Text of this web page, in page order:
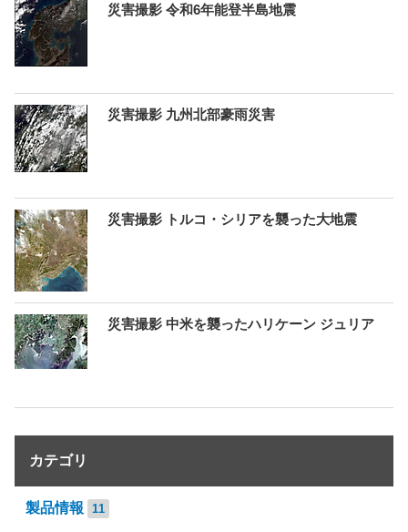
災害撮影 令和6年能登半島地震
災害撮影 九州北部豪雨災害
災害撮影 トルコ・シリアを襲った大地震
災害撮影 中米を襲ったハリケーン ジュリア
カテゴリ
製品情報 11